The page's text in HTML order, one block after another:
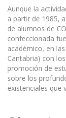
Aunque la
a partir de 1985,
de alumnos de
confeccionada
académico, en
Cantabria) con
promoción de
sobre los
existenciales que